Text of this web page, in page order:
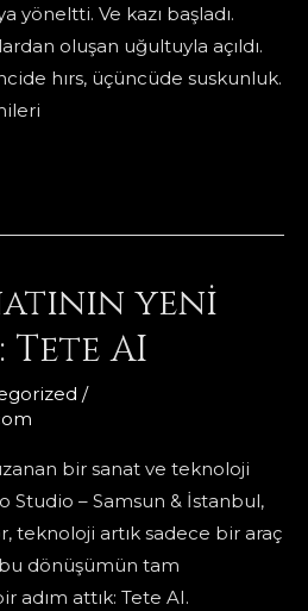
yöneltti. Ve kazı başladı.
oluşan uğultuyla açıldı.
hırs, üçüncüde suskunluk.
yeni
Tete AI
/
bir sanat ve teknoloji
Studio – Samsun & İstanbul,
teknoloji artık sadece bir araç
dönüşümün tam
adım attık: Tete AI.